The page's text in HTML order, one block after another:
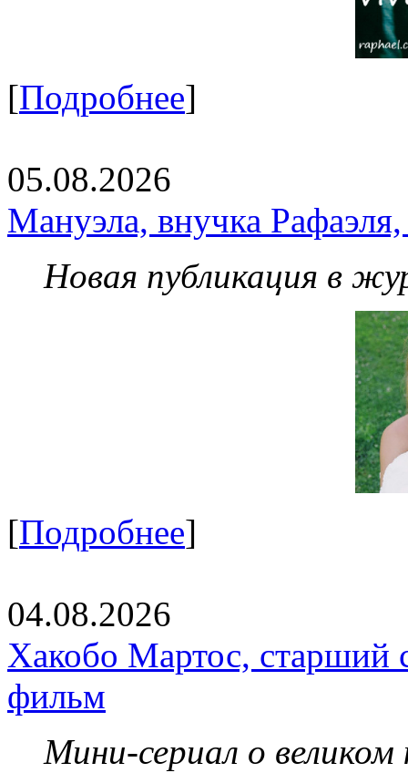
[Подробнее]
05.08.2026
Мануэла, внучка
Новая публикация в
[Подробнее]
04.08.2026
Хакобо Мартос, старший
фильм
Мини-сериал о великом